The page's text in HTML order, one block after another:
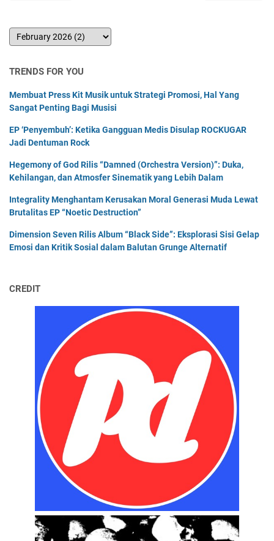
TRENDS FOR YOU
Membuat Press Kit Musik untuk Strategi Promosi, Hal Yang
Sangat Penting Bagi Musisi
EP ‘Penyembuh’: Ketika Gangguan Medis Disulap ROCKUGAR
Jadi Dentuman Rock
Hegemony of God Rilis “Damned (Orchestra Version)”: Duka,
Kehilangan, dan Atmosfer Sinematik yang Lebih Dalam
Integrality Menghantam Kerusakan Moral Generasi Muda Lewat
Brutalitas EP “Noetic Destruction”
Dimension Seven Rilis Album “Black Side”: Eksplorasi Sisi Gelap
Emosi dan Kritik Sosial dalam Balutan Grunge Alternatif
CREDIT